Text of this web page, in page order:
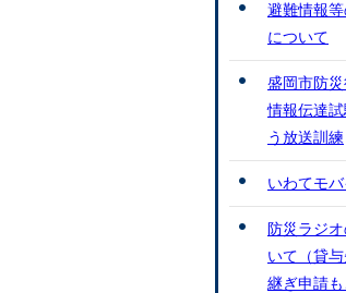
避難情報
について
盛岡市防災
情報伝達
う放送訓練
いわてモ
防災ラジ
いて（貸与
継ぎ申請